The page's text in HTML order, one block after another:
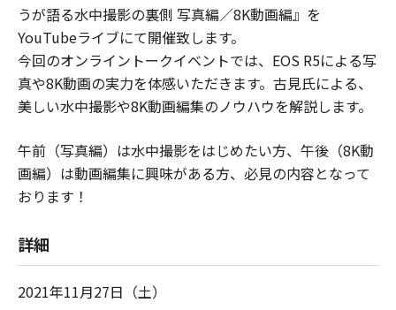
うが語る水中撮影の裏側 写真編／8K動画編』を
YouTubeライブにて開催致します。
今回のオンライントークイベントでは、EOS R5による写
真や8K動画の実力を体感いただきます。古見氏による、
美しい水中撮影や8K動画編集のノウハウを解説します。
午前（写真編）は水中撮影をはじめたい方、午後（8K動
画編）は動画編集に興味がある方、必見の内容となって
おります！
詳細
2021年11月27日（土）